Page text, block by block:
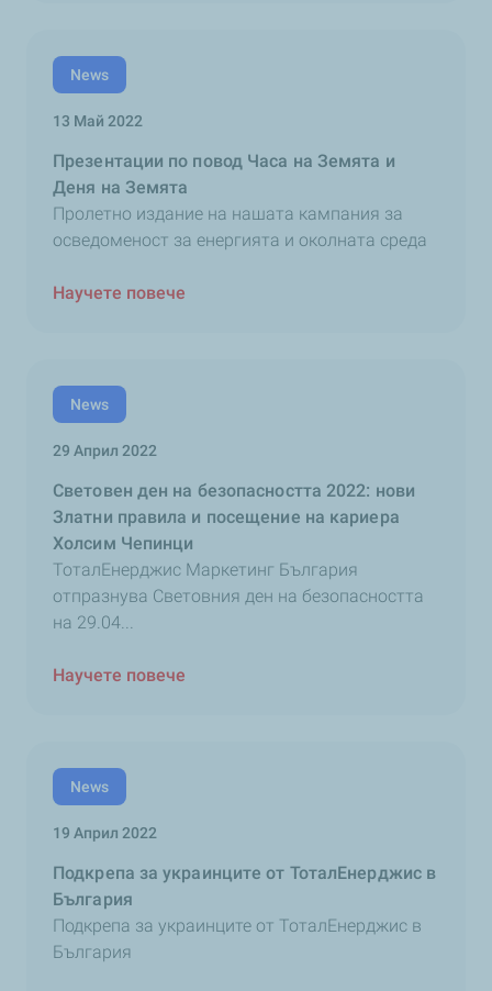
News
13 Май 2022
Презентации по повод Часа на Земята и
Деня на Земята
Пролетно издание на нашата кампания за
осведоменост за енергията и околната среда
Научете повече
News
29 Април 2022
Световен ден на безопасността 2022: нови
Златни правила и посещение на кариера
Холсим Чепинци
ТоталЕнерджис Маркетинг България
отпразнува Световния ден на безопасността
на 29.04...
Научете повече
News
19 Април 2022
Подкрепа за украинците от ТоталЕнерджис в
България
Подкрепа за украинците от ТоталЕнерджис в
България